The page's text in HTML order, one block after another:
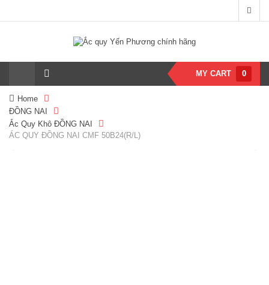
MY CART 0
Home
ĐỒNG NAI
Ắc Quy Khô ĐỒNG NAI
ÁC QUY ĐỒNG NAI CMF 50B24(R/L)